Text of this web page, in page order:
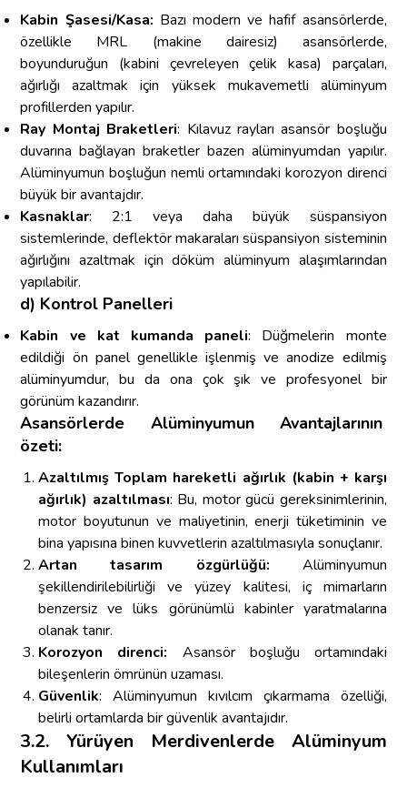
Kabin Şasesi/Kasa: Bazı modern ve hafif asansörlerde,
özellikle MRL (makine dairesiz) asansörlerde,
boyunduruğun (kabini çevreleyen çelik kasa) parçaları,
ağırlığı azaltmak için yüksek mukavemetli alüminyum
profillerden yapılır.
Ray Montaj Braketleri: Kılavuz rayları asansör boşluğu
duvarına bağlayan braketler bazen alüminyumdan yapılır.
Alüminyumun boşluğun nemli ortamındaki korozyon direnci
büyük bir avantajdır.
Kasnaklar: 2:1 veya daha büyük süspansiyon
sistemlerinde, deflektör makaraları süspansiyon sisteminin
ağırlığını azaltmak için döküm alüminyum alaşımlarından
yapılabilir.
d) Kontrol Panelleri
Kabin ve kat kumanda paneli: Düğmelerin monte
edildiği ön panel genellikle işlenmiş ve anodize edilmiş
alüminyumdur, bu da ona çok şık ve profesyonel bir
görünüm kazandırır.
Asansörlerde Alüminyumun Avantajlarının
özeti:
Azaltılmış Toplam hareketli ağırlık (kabin + karşı
ağırlık) azaltılması: Bu, motor gücü gereksinimlerinin,
motor boyutunun ve maliyetinin, enerji tüketiminin ve
bina yapısına binen kuvvetlerin azaltılmasıyla sonuçlanır.
Artan tasarım özgürlüğü: Alüminyumun
şekillendirilebilirliği ve yüzey kalitesi, iç mimarların
benzersiz ve lüks görünümlü kabinler yaratmalarına
olanak tanır.
Korozyon direnci: Asansör boşluğu ortamındaki
bileşenlerin ömrünün uzaması.
Güvenlik: Alüminyumun kıvılcım çıkarmama özelliği,
belirli ortamlarda bir güvenlik avantajıdır.
3.2. Yürüyen Merdivenlerde Alüminyum
Kullanımları